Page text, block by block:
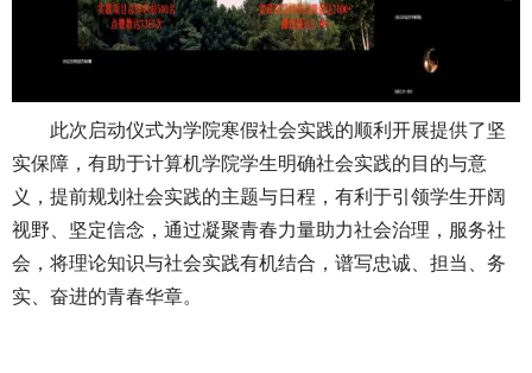
此次启动仪式为学院寒假社会实践的顺利开展提供了坚
实保障，有助于计算机学院学生明确社会实践的目的与意
义，提前规划社会实践的主题与日程，有利于引领学生开阔
视野、坚定信念，通过凝聚青春力量助力社会治理，服务社
会，将理论知识与社会实践有机结合，谱写忠诚、担当、务
实、奋进的青春华章。